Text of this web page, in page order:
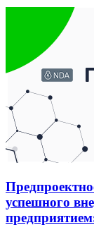
успешного